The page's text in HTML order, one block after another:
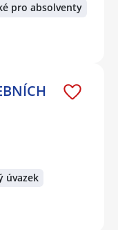
pro absolventy
úvazek